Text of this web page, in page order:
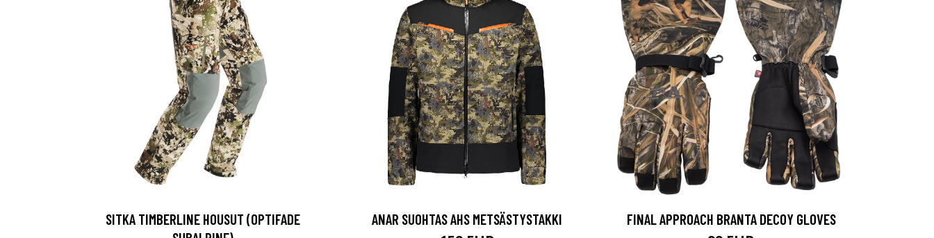
SITKA TIMBERLINE HOUSUT (OPTIFADE
ANAR SUOHTAS AHS METSÄSTYSTAKKI FINAL APPROACH BRANTA DECOY GLOVES